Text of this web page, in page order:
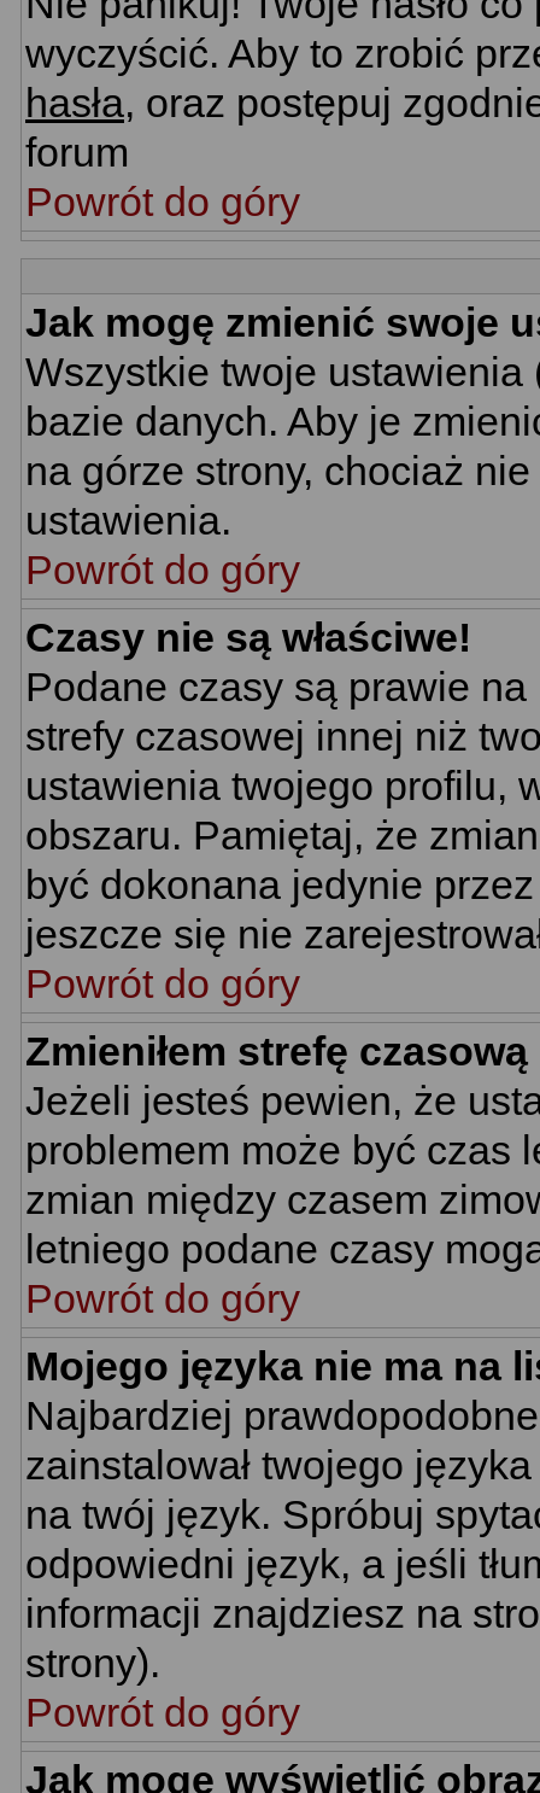
wyczyścić. Aby to zrobić
hasła, oraz postępuj
forum
Powrót do góry
Jak mogę zmienić swoje
Wszystkie twoje
bazie danych. Aby je
na górze strony, chociaż
ustawienia.
Powrót do góry
Czasy nie są właściwe!
Podane czasy są prawie
strefy czasowej innej niż
ustawienia twojego profilu,
obszaru. Pamiętaj, że
być dokonana jedynie
jeszcze się nie
Powrót do góry
Zmieniłem strefę
Jeżeli jesteś pewien, że
problemem może być czas
zmian między czasem
letniego podane czasy
Powrót do góry
Mojego języka nie ma na
Najbardziej
zainstalował twojego
na twój język. Spróbuj
odpowiedni język, a jeśli
informacji znajdziesz na
strony).
Powrót do góry
Jak mogę wyświetlić